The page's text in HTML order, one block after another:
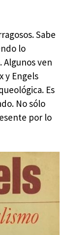
Sabe
lo
Algunos ven
y Engels
Es
No sólo
por lo